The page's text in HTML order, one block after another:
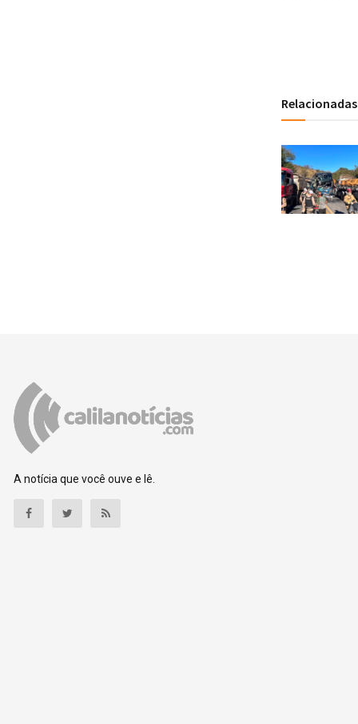
Relacionadas
A notícia que você ouve e lê.